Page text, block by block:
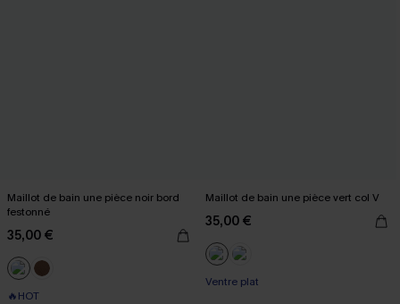
Maillot de bain une pièce noir bord
festonné
35,00 €
🔥HOT
Maillot de bain une pièce vert col V
35,00 €
Ventre plat